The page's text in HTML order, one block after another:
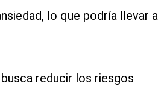
lo que podría llevar a
reducir los riesgos